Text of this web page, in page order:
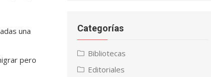
una
pero
Categorías
Bibliotecas
Editoriales